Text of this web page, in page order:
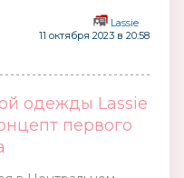
Lassie
11 октября 2023 в 20:58
одежды Lassie
первого